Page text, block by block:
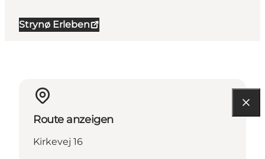
Strynø Erleben
Route anzeigen
Kirkevej 16